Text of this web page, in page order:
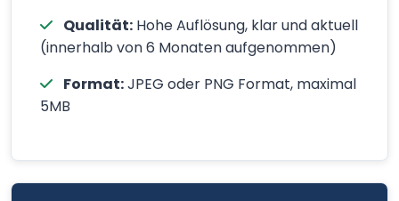
Qualität: Hohe Auflösung, klar und aktuell
(innerhalb von 6 Monaten aufgenommen)
Format:JPEG oder PNG Format, maximal
5MB